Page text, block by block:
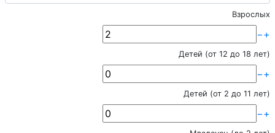
Взрослых
−+
Детей (от 12 до 18 лет)
−+
Детей (от 2 до 11 лет)
−+